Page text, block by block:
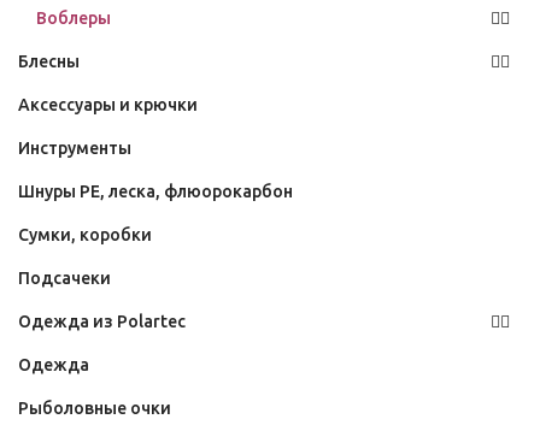
Воблеры
Блесны
Аксессуары и крючки
Инструменты
Шнуры PE, леска, флюорокарбон
Сумки, коробки
Подсачеки
Одежда из Polartec
Одежда
Рыболовные очки